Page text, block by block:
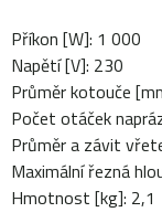
Příkon [W]: 1 000
Napětí [V]: 230
Průměr kotouče
Počet otáček
Průměr a závit
Maximální řezná
Hmotnost [kg]: 2,1